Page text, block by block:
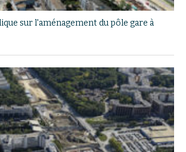
sur l'aménagement du pôle gare à